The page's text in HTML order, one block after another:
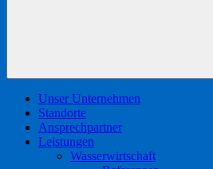
Unser Unternehmen
Standorte
Ansprechpartner
Leistungen
Wasserwirtschaft